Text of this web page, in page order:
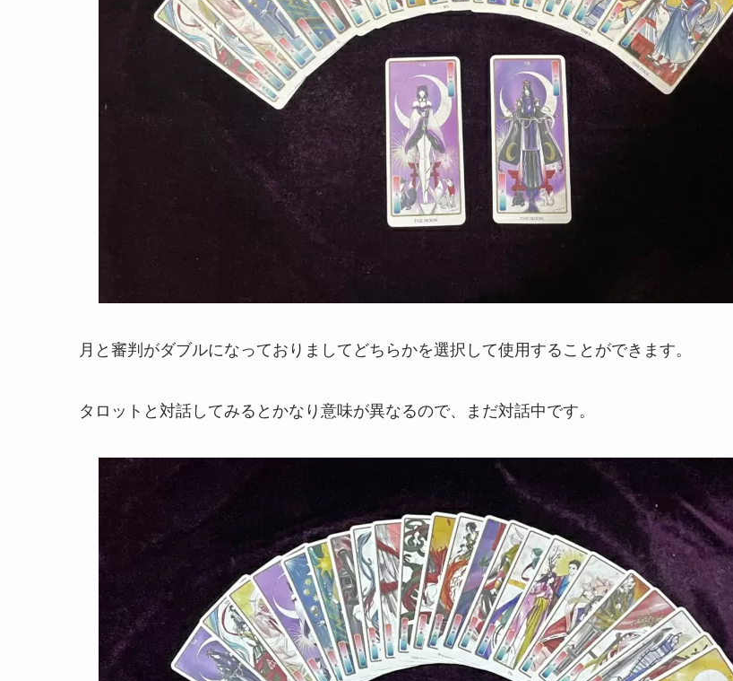
月と審判がダブルになっておりましてどちらかを選択して使用することができます。
タロットと対話してみるとかなり意味が異なるので、まだ対話中です。